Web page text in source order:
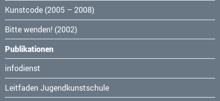
Kunstcode (2005 – 2008)
Bitte wenden! (2002)
Publikationen
Navigation
überspringen
infodienst
Leitfaden Jugendkunstschule